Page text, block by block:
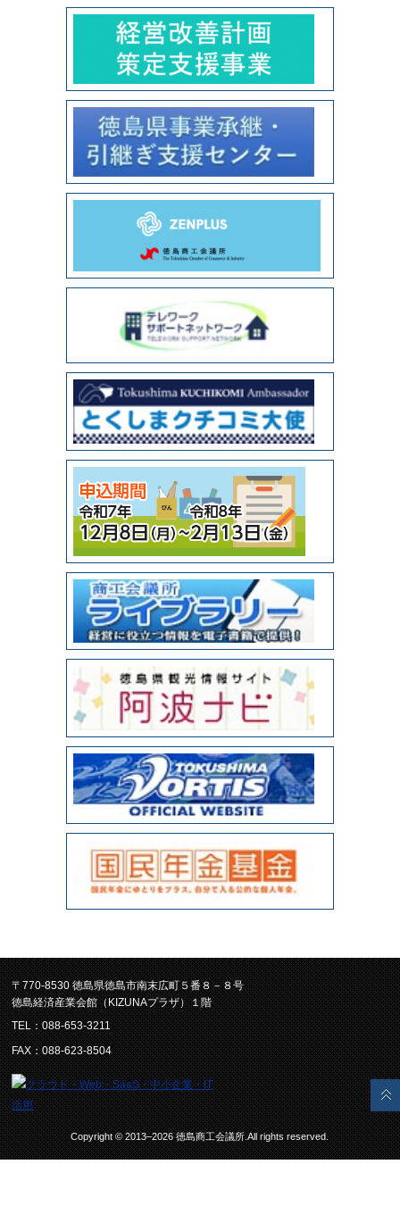
〒770-8530 徳島県徳島市南末広町５番８－８号
徳島経済産業会館（KIZUNAプラザ）１階
TEL：088-653-3211
FAX：088-623-8504
Copyright © 2013–2026 徳島商工会議所.All rights reserved.